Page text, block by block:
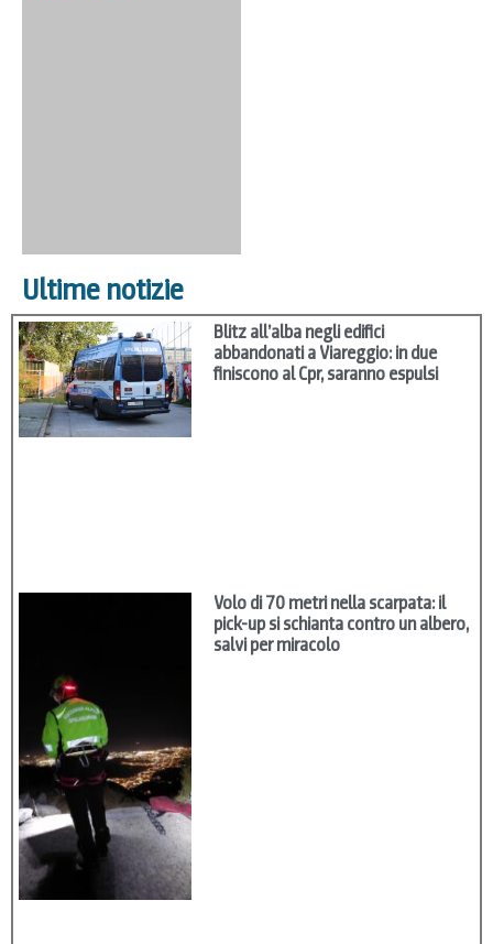
Ultime notizie
Blitz all’alba negli edifici
abbandonati a Viareggio: in due
finiscono al Cpr, saranno espulsi
Volo di 70 metri nella scarpata: il
pick-up si schianta contro un albero,
salvi per miracolo